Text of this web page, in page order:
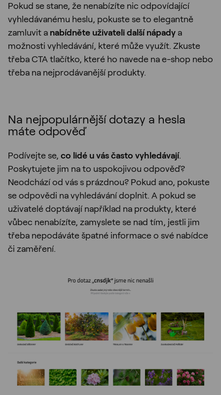
Pokud se stane, že nenabízíte nic odpovídající
vyhledávanému heslu, pokuste se to elegantně
zamluvit a nabídněte uživateli další nápady a
možnosti vyhledávání, které může využít. Zkuste
třeba CTA tlačítko, které ho navede na e-shop nebo
třeba na nejprodávanější produkty.
Na nejpopulárnější dotazy a hesla
máte odpověď
Podívejte se, co lidé u vás často vyhledávají.
Poskytujete jim na to uspokojivou odpověď?
Neodchází od vás s prázdnou? Pokud ano, pokuste
se odpovědi na vyhledávání doplnit. A pokud se
uživatelé doptávají například na produkty, které
vůbec nenabízíte, zamyslete se nad tím, jestli jim
třeba nepodáváte špatné informace o své nabídce
či zaměření.